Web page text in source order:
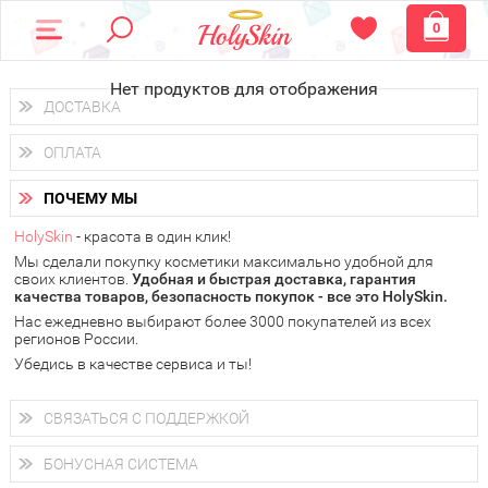
0
Нет продуктов для отображения
ДОСТАВКА
Доставка осуществляетсяпо всем городам России.
Вы можете выбрать доставку курьером, Почтой России или
получить заказ в пунктах выдачи PickPoint или пункте
самовывоза.
В 20 городах России доставка осуществляется ужена
следующий день.
у Вас всегда есть возможность получитьбесплатную
доставку от HolySkin.
подробнее об условиях доставки и оплаты в Вашем городе
ОПЛАТА
Вы можете оплатить свой заказ любым удобным способом:
наличными деньгами (
через интернет-банк (Альфа-банк, Сбербанк) и другими
электронными способами.
ПОЧЕМУ МЫ
HolySkin - красота в один клик!
Мы сделали покупку косметики максимально удобной для
своих клиентов. Удобная и быстрая доставка, гарантия
качества товаров, безопасность покупок - все это HolySkin.
Нас ежедневно выбирают более 3000 покупателей из всех
регионов России.
Убедись в качестве сервиса и ты!
СВЯЗАТЬСЯ С ПОДДЕРЖКОЙ
+7 (800) 707-24-55
Мы будем рады ответить на все Ваши вопросы по работе
магазина, проконсультировать по товарам, рассказать о
БОНУСНАЯ СИСТЕМА